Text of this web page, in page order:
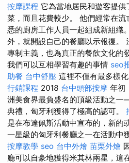
按摩課程 它為當地居民和遊客提供
菜，而且花費較少。 他們經常在
悉的廚房工作人員一起組成新組織
外，就開設自己的餐廳以示報復。
專制主義，也為真正的餐飲文化的
我們可以互相學習有趣的事情 seo
助餐 台中舒壓 這裡不僅有最多樣
行銷課程 2018 台中頭部按摩 年初
洲美食界最負盛名的頂級活動之
典禮，匈牙利獲得了極高的認可。
是在布達佩斯活動中宣布的，新的
一星級的匈牙利餐廳之一在活動中
按摩教學 seo 台中外燴 苗栗外燴
廳可以自豪地獲得米其林兩星，這